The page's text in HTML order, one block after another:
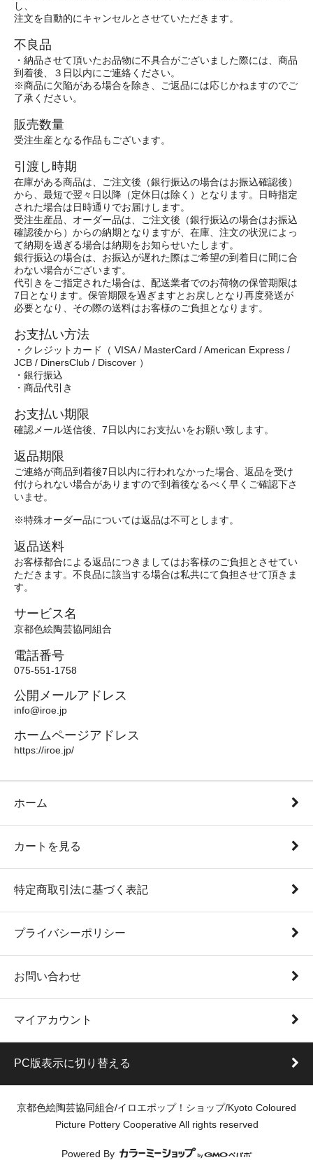
し、
注文を自動的にキャンセルとさせていただきます。
不良品
・納品させて頂いたお品物に不具合がございました際には、商品
到着後、３日以内にご連絡ください。
※商品に欠陥がある場合を除き、ご返品には応じかねますのでご
了承ください。
販売数量
受注生産となる作品もございます。
引渡し時期
在庫がある商品は、ご注文後（銀行振込の場合はお振込確認後）
から、最短で翌々日以降（定休日は除く）となります。日時指定
された場合は日時通りでお届けします。
受注生産品、オーダー品は、ご注文後（銀行振込の場合はお振込
確認後から）からの納期となりますが、在庫、注文の状況によっ
て納期を過ぎる場合は納期をお知らせいたします。
銀行振込の場合は、お振込が遅れた際はご希望の到着日に間に合
わない場合がございます。
代引きをご指定された場合は、配送業者でのお荷物の保管期限は
7日となります。保管期限を過ぎますとお戻しとなり再度発送が
必要となり、その際の送料はお客様のご負担となります。
お支払い方法
・クレジットカード（ VISA / MasterCard / American Express /
JCB / DinersClub / Discover ）
・銀行振込
・商品代引き
お支払い期限
確認メール送信後、7日以内にお支払いをお願い致します。
返品期限
ご連絡が商品到着後7日以内に行われなかった場合、返品を受け
付けられない場合がありますので到着後なるべく早くご確認下さ
いませ。
※特殊オーダー品については返品は不可とします。
返品送料
お客様都合による返品につきましてはお客様のご負担とさせてい
ただきます。不良品に該当する場合は私共にて負担させて頂きま
す。
サービス名
京都色絵陶芸協同組合
電話番号
075-551-1758
公開メールアドレス
info@iroe.jp
ホームページアドレス
https://iroe.jp/
ホーム
カートを見る
特定商取引法に基づく表記
プライバシーポリシー
お問い合わせ
マイアカウント
PC版表示に切り替える
京都色絵陶芸協同組合/イロエポップ！ショップ/Kyoto Coloured
Picture Pottery Cooperative All rights reserved
Powered By